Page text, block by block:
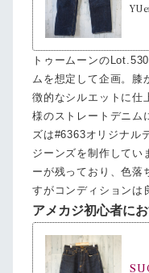
トゥームーンの
ムを想定して企画。膝
徴的なシルエットに仕
様のストレートデニム
ズは#6363オリジナル
ジーンズを制作してい
ーが残っており、色落
すがコンディションは
アメカジ初心者に